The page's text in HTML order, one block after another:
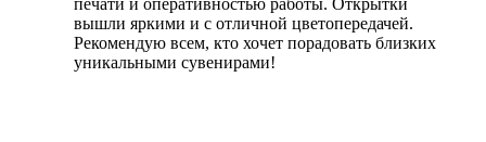
вышли яркими и с отличной цветопередачей.
Рекомендую всем, кто хочет порадовать близких
уникальными сувенирами!